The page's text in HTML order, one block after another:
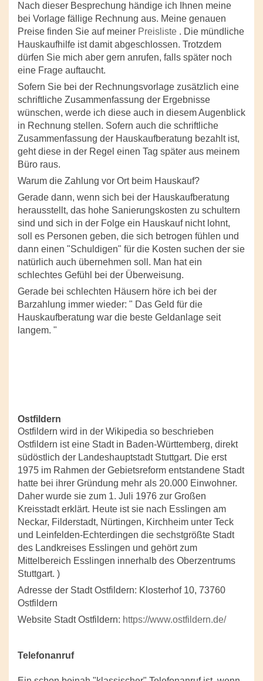
Nach dieser Besprechung händige ich Ihnen meine
bei Vorlage fällige Rechnung aus. Meine genauen
Preise finden Sie auf meiner Preisliste . Die mündliche
Hauskaufhilfe ist damit abgeschlossen. Trotzdem
dürfen Sie mich aber gern anrufen, falls später noch
eine Frage auftaucht.
Sofern Sie bei der Rechnungsvorlage zusätzlich eine
schriftliche Zusammenfassung der Ergebnisse
wünschen, werde ich diese auch in diesem Augenblick
in Rechnung stellen. Sofern auch die schriftliche
Zusammenfassung der Hauskaufberatung bezahlt ist,
geht diese in der Regel einen Tag später aus meinem
Büro raus.
Warum die Zahlung vor Ort beim Hauskauf?
Gerade dann, wenn sich bei der Hauskaufberatung
herausstellt, das hohe Sanierungskosten zu schultern
sind und sich in der Folge ein Hauskauf nicht lohnt,
soll es Personen geben, die sich betrogen fühlen und
dann einen "Schuldigen" für die Kosten suchen der sie
natürlich auch übernehmen soll. Man hat ein
schlechtes Gefühl bei der Überweisung.
Gerade bei schlechten Häusern höre ich bei der
Barzahlung immer wieder: " Das Geld für die
Hauskaufberatung war die beste Geldanlage seit
langem. "
Ostfildern
Ostfildern wird in der Wikipedia so beschrieben
Ostfildern ist eine Stadt in Baden-Württemberg, direkt
südöstlich der Landeshauptstadt Stuttgart. Die erst
1975 im Rahmen der Gebietsreform entstandene Stadt
hatte bei ihrer Gründung mehr als 20.000 Einwohner.
Daher wurde sie zum 1. Juli 1976 zur Großen
Kreisstadt erklärt. Heute ist sie nach Esslingen am
Neckar, Filderstadt, Nürtingen, Kirchheim unter Teck
und Leinfelden-Echterdingen die sechstgrößte Stadt
des Landkreises Esslingen und gehört zum
Mittelbereich Esslingen innerhalb des Oberzentrums
Stuttgart. )
Adresse der Stadt Ostfildern: Klosterhof 10, 73760
Ostfildern
Website Stadt Ostfildern: https://www.ostfildern.de/
Telefonanruf